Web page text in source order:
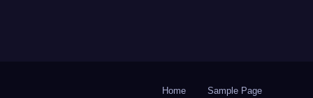
Home Sample Page